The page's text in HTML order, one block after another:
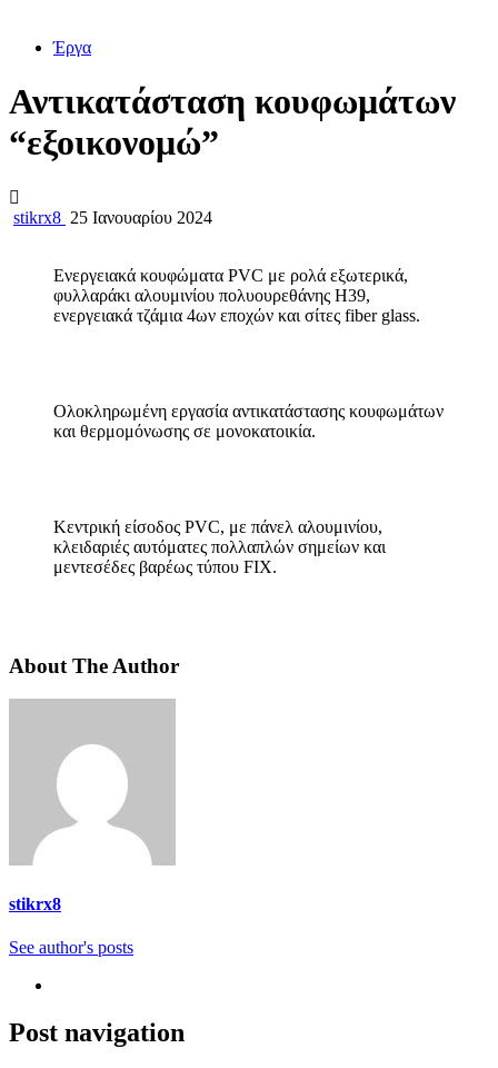
Έργα
Αντικατάσταση κουφωμάτων
“εξοικονομώ”
stikrx8 25 Ιανουαρίου 2024
Ενεργειακά κουφώματα PVC με ρολά εξωτερικά,
φυλλαράκι αλουμινίου πολυουρεθάνης Η39,
ενεργειακά τζάμια 4ων εποχών και σίτες fiber glass.
Ολοκληρωμένη εργασία αντικατάστασης κουφωμάτων
και θερμομόνωσης σε μονοκατοικία.
Κεντρική είσοδος PVC, με πάνελ αλουμινίου,
κλειδαριές αυτόματες πολλαπλών σημείων και
μεντεσέδες βαρέως τύπου FIX.
About The Author
stikrx8
See author's posts
Post navigation